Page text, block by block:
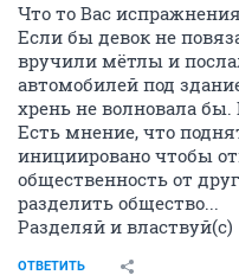
Что то Вас
Если бы девок не
вручили мётлы и
автомобилей под
хрень не волновала
Есть мнение, что
инициировано чтобы
общественность от
разделить общество...
Разделяй и властвуй(с)
ОТВЕТИТЬ